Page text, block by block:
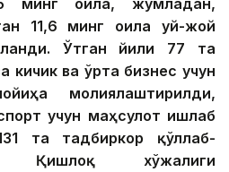
11,6 минг оила уй-жой
Ўтган йили 77 та
кичик ва ўрта бизнес учун
молиялаштирилди,
учун маҳсулот ишлаб
та тадбиркор қўллаб-
Қишлоқ хўжалиги